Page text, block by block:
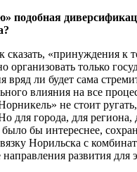
подобная
сказать, «принуждения к
организовать только
вряд ли будет сама
влияния на все
не стоит
для города, для региона,
бы интереснее,
Норильска с
развития для